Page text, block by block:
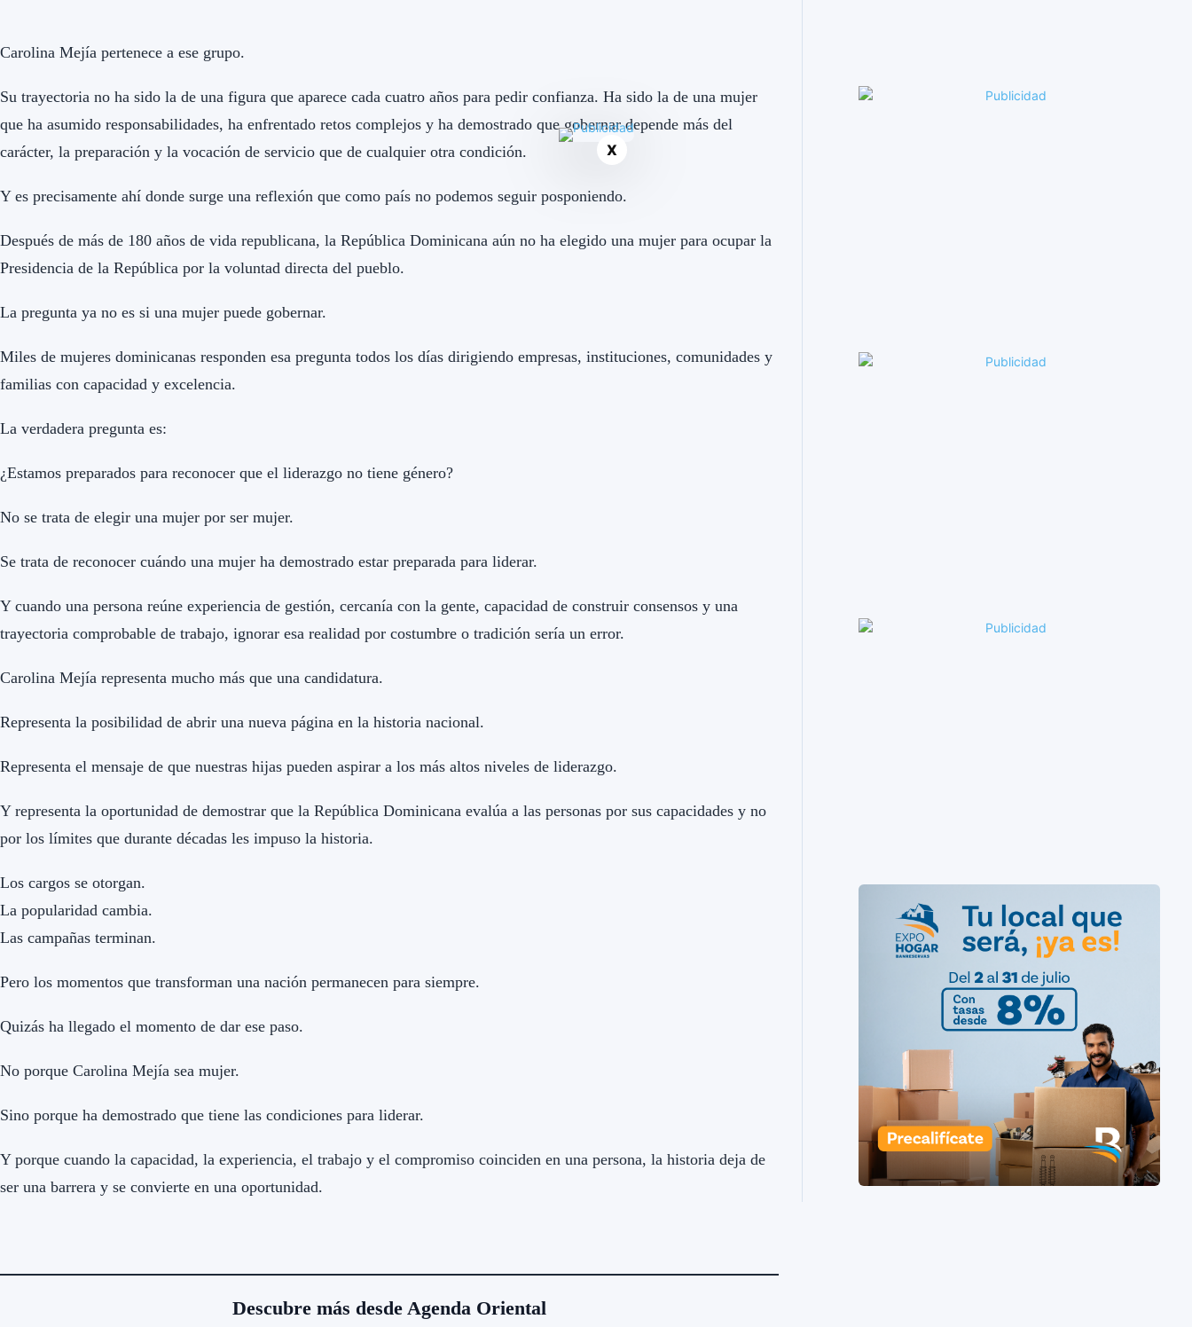
Carolina Mejía pertenece a ese grupo.
Su trayectoria no ha sido la de una figura que aparece cada cuatro años para pedir confianza. Ha sido la de una mujer
que ha asumido responsabilidades, ha enfrentado retos complejos y ha demostrado que gobernar depende más del
carácter, la preparación y la vocación de servicio que de cualquier otra condición.
Y es precisamente ahí donde surge una reflexión que como país no podemos seguir posponiendo.
Después de más de 180 años de vida republicana, la República Dominicana aún no ha elegido una mujer para ocupar la
Presidencia de la República por la voluntad directa del pueblo.
La pregunta ya no es si una mujer puede gobernar.
Miles de mujeres dominicanas responden esa pregunta todos los días dirigiendo empresas, instituciones, comunidades y
familias con capacidad y excelencia.
La verdadera pregunta es:
¿Estamos preparados para reconocer que el liderazgo no tiene género?
No se trata de elegir una mujer por ser mujer.
Se trata de reconocer cuándo una mujer ha demostrado estar preparada para liderar.
Y cuando una persona reúne experiencia de gestión, cercanía con la gente, capacidad de construir consensos y una
trayectoria comprobable de trabajo, ignorar esa realidad por costumbre o tradición sería un error.
Carolina Mejía representa mucho más que una candidatura.
Representa la posibilidad de abrir una nueva página en la historia nacional.
Representa el mensaje de que nuestras hijas pueden aspirar a los más altos niveles de liderazgo.
Y representa la oportunidad de demostrar que la República Dominicana evalúa a las personas por sus capacidades y no
por los límites que durante décadas les impuso la historia.
Los cargos se otorgan.
La popularidad cambia.
Las campañas terminan.
Pero los momentos que transforman una nación permanecen para siempre.
Quizás ha llegado el momento de dar ese paso.
No porque Carolina Mejía sea mujer.
Sino porque ha demostrado que tiene las condiciones para liderar.
Y porque cuando la capacidad, la experiencia, el trabajo y el compromiso coinciden en una persona, la historia deja de
ser una barrera y se convierte en una oportunidad.
Descubre más desde Agenda Oriental
X